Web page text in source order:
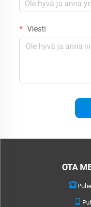
Viesti
OTA